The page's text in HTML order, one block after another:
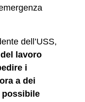
dell’USS,
lavoro
i
a dei
possibile